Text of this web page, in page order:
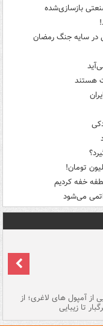
بازسازی‌شده
در سایه جنگ رمضان
خفه کردیم
اتمی می‌شود
از آمپول های لاغری؛ از
تا زیبایی